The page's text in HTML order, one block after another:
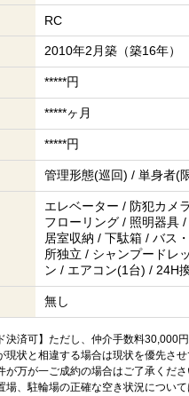
RC
2010年2月築（築16年）
*****円
*****ヶ月
*****円
管理形態(巡回) / 単身者(
エレベーター / 防犯カメ
フローリング / 照明器具
居室収納 / 下駄箱 / バス
所独立 / シャンプードレ
ン / エアコン(1台) / 24H
無し
済可】ただし、仲介手数料30,000円
状と相違する場合は現状を優先させ
万が一ご成約の場合はご了承くださ
、駐輪場の正確な空き状況について